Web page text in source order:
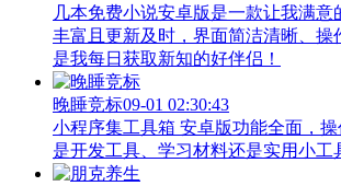
几本免费小说安卓版是一款让我满意
丰富且更新及时，界面简洁清晰、操
是我每日获取新知的好伴侣！
晚睡竞标09-01 02:30:43
小程序集工具箱 安卓版功能全面，
是开发工具、学习材料还是实用小工